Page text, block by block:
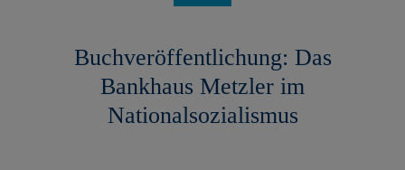
Buchveröffentlichung: Das
Bankhaus Metzler im
Nationalsozialismus